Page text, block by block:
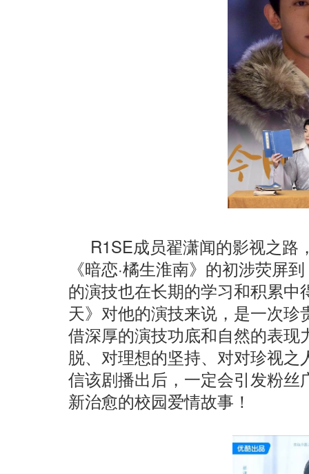
R1SE成员翟潇闻的影视之路
《暗恋·橘生淮南》的初涉荧屏
的演技也在长期的学习和积累
天》对他的演技来说，是一次
借深厚的演技功底和自然的表现
脱、对理想的坚持、对对珍视
信该剧播出后，一定会引发粉
新治愈的校园爱情故事！